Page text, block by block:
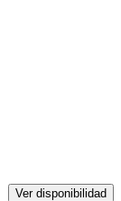
Ver disponibilidad